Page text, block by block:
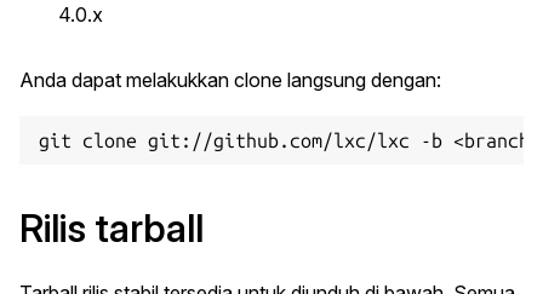
4.0.x
Anda dapat melakukkan clone langsung dengan:
Rilis tarball